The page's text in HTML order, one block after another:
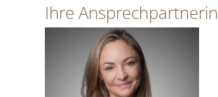
Ihre Ansprechpartnerin